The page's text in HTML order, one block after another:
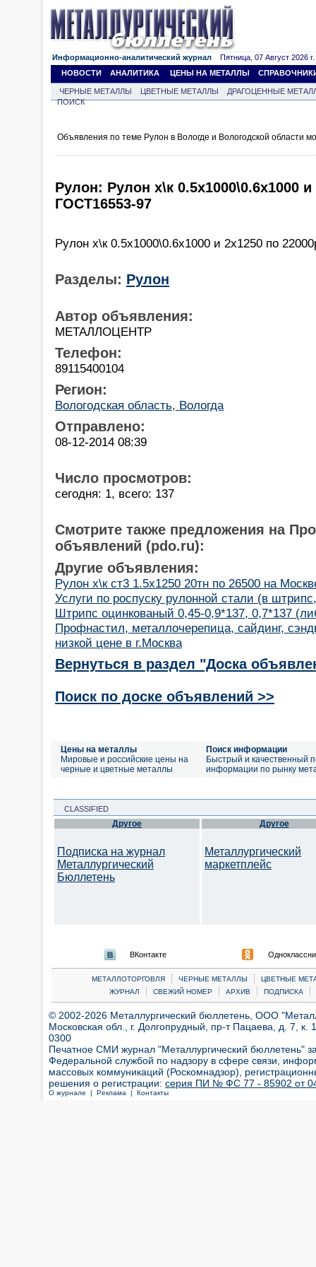
Информационно-аналитический журнал Пятница, 07 Август 2026 г.
НОВОСТИ
АНАЛИТИКА ЦЕНЫ НА МЕТАЛЛЫ
ЧЕРНЫЕ МЕТАЛЛЫ ЦВЕТНЫЕ МЕТАЛЛЫ
ДРАГОЦЕННЫЕ
ПОИСК
Объявления по теме Рулон в Вологде и Вологодской области
Рулон: Рулон х\к 0.5х1000\0.6х1000 и
ГОСТ16553-97
Рулон х\к 0.5х1000\0.6х1000 и 2х1250 по
Разделы: Рулон
Автор объявления:
МЕТАЛЛОЦЕНТР
Телефон:
89115400104
Регион:
Вологодская область, Вологда
Отправлено:
08-12-2014 08:39
Число просмотров:
сегодня: 1, всего: 137
Смотрите также предложения на
объявлений (pdo.ru):
Другие объявления:
Рулон х\к ст3 1.5х1250 20тн по 26500 на
Услуги по роспуску рулонной стали (в
Штрипс оцинкованый 0,45-0,9*137, 0,7*137
Профнастил, металлочерепица, сайдинг,
низкой цене в г.Москва
Вернуться в раздел "Доска
Поиск по доске объявлений >>
Цены на металлы
Мировые и российские цены на
черные и цветные металлы
Поиск информации
Быстрый и качественный
информации по рынку
CLASSIFIED
Другое
Подписка на журнал
Металлургический
Бюллетень
Другое
Металлургический
маркетплейс
ВКонтакте
МЕТАЛЛОТОРГОВЛЯ | ЧЕРНЫЕ МЕТАЛЛЫ |
ЦВЕТНЫЕ
ЖУРНАЛ
| СВЕЖИЙ НОМЕР | АРХИВ | ПОДПИСКА |
© 2002-2026 Металлургический бюллетень, ООО
Московская обл., г. Долгопрудный, пр-т Пацаева, д. 7,
0300
Печатное СМИ журнал "Металлургический бюллетень"
Федеральной службой по надзору в сфере связи,
массовых коммуникаций (Роскомнадзор),
решения о регистрации: серия ПИ № ФС 77 - 85902 от 04
О журнале | Реклама | Контакты